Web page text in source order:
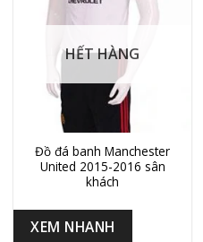
HẾT HÀNG
Đồ đá banh Manchester
United 2015-2016 sân
khách
XEM NHANH